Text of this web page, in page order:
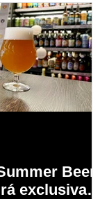
Beer
exclusivas